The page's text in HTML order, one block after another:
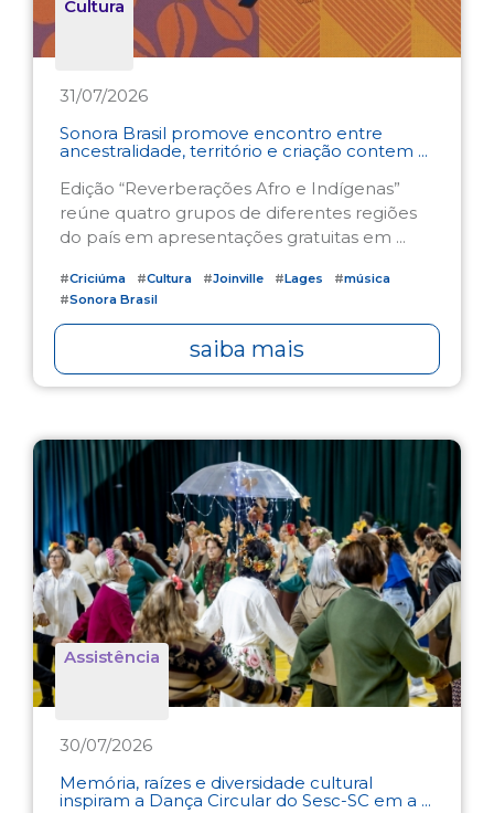
Cultura
31/07/2026
Sonora Brasil promove encontro entre
ancestralidade, território e criação contem ...
Edição “Reverberações Afro e Indígenas”
reúne quatro grupos de diferentes regiões
do país em apresentações gratuitas em ...
#Criciúma #Cultura #Joinville #Lages #música
#Sonora Brasil
saiba mais
Assistência
30/07/2026
Memória, raízes e diversidade cultural
inspiram a Dança Circular do Sesc-SC em a ...